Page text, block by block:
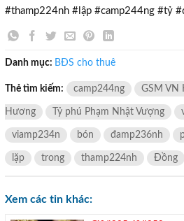
Với hơn 1000 căn nhà và 50
#thamp224nh #lập #camp244ng #tỷ
Danh mục: BĐS cho thuê
Thẻ tìm kiếm: camp244ng GSM VN
Hương Tỷ phú Phạm Nhật Vượng
viamp234n bón đamp236nh
lặp trong thamp224nh Đồng
Xem các tin khác: